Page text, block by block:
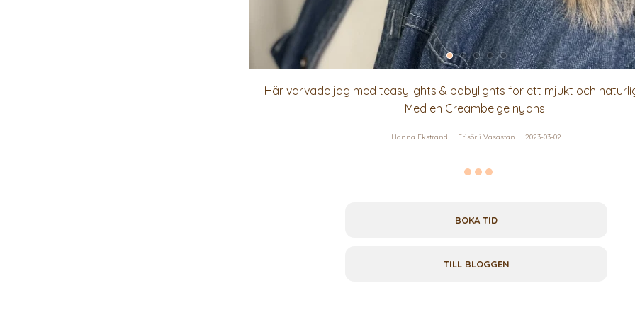
Här varvade jag med teasylights & babylights för ett mjukt och
Med en Creambeige nyans
Hanna Ekstrand Frisör i Vasastan 2023-03-02
BOKA TID
TILL BLOGGEN